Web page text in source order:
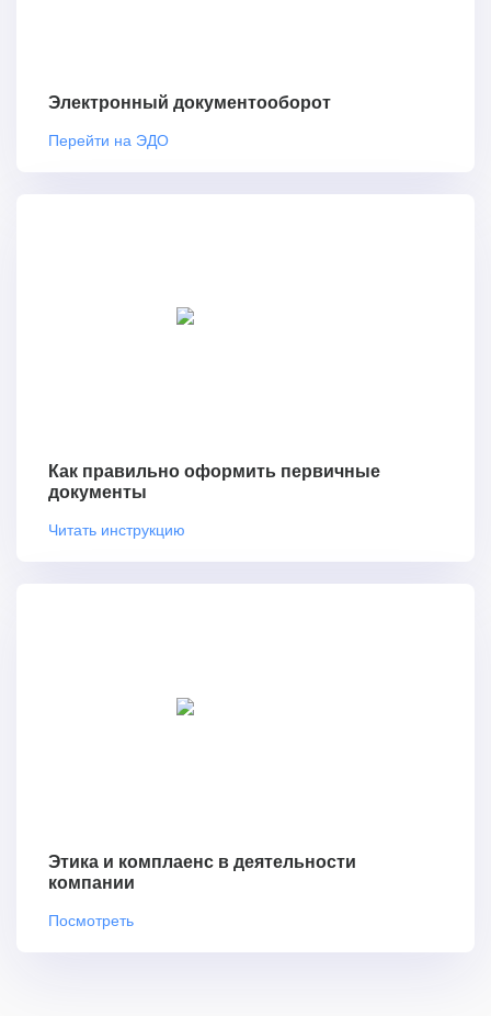
Электронный документооборот
Перейти на ЭДО
Как правильно оформить первичные
документы
Читать инструкцию
Этика и комплаенс в деятельности
компании
Посмотреть